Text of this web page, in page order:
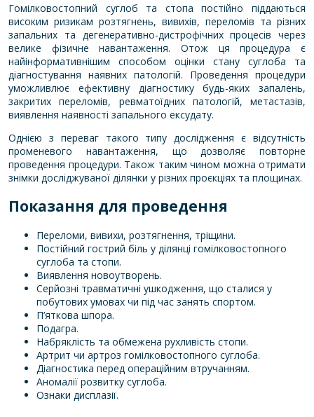
Гомілковостопний суглоб та стопа постійно піддаються
високим ризикам розтягнень, вивихів, переломів та різних
запальних та дегенеративно-дистрофічних процесів через
велике фізичне навантаження. Отож ця процедура є
найінформативнішим способом оцінки стану суглоба та
діагностування наявних патологій. Проведення процедури
уможливлює ефективну діагностику будь-яких запалень,
закритих переломів, ревматоїдних патологій, метастазів,
виявлення наявності запального ексудату.
Однією з переваг такого типу дослідження є відсутність
променевого навантаження, що дозволяє повторне
проведення процедури. Також таким чином можна отримати
знімки досліджуваної ділянки у різних проєкціях та площинах.
Показання для проведення
Переломи, вивихи, розтягнення, тріщини.
Постійний гострий біль у ділянці гомілковостопного
суглоба та стопи.
Виявлення новоутворень.
Серйозні травматичні ушкодження, що сталися у
побутових умовах чи під час занять спортом.
П’яткова шпора.
Подагра.
Набряклість та обмежена рухливість стопи.
Артрит чи артроз гомілковостопного суглоба.
Діагностика перед операційним втручанням.
Аномалії розвитку суглоба.
Ознаки дисплазії.